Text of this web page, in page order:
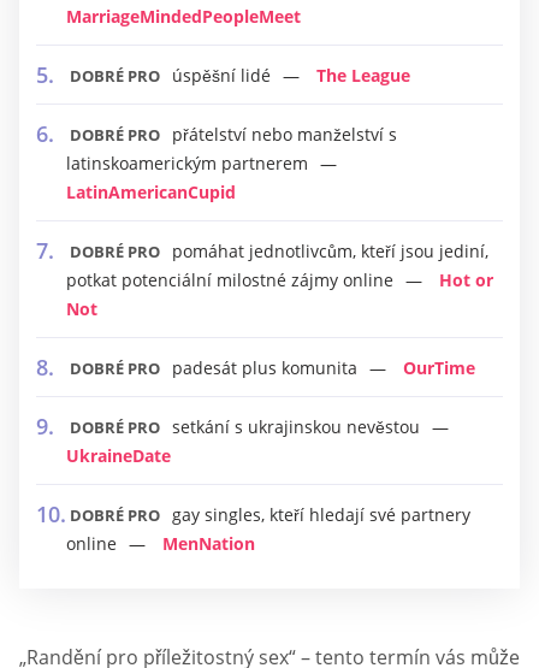
MarriageMindedPeopleMeet
DOBRÉ PRO úspěšní lidé The League
DOBRÉ PRO
přátelství nebo manželství s
latinskoamerickým partnerem
LatinAmericanCupid
DOBRÉ PRO
pomáhat jednotlivcům, kteří jsou jediní,
potkat potenciální milostné zájmy online
Hot or
Not
DOBRÉ PRO padesát plus komunita OurTime
DOBRÉ PRO setkání s ukrajinskou nevěstou
UkraineDate
DOBRÉ PRO gay singles, kteří hledají své partnery
online
MenNation
„Randění pro příležitostný sex“ – tento termín vás může